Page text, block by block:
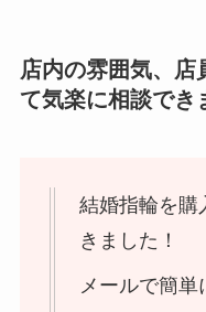
店内の雰囲気、店
て気楽に相談でき
結婚指輪を購
きました！
メールで簡単